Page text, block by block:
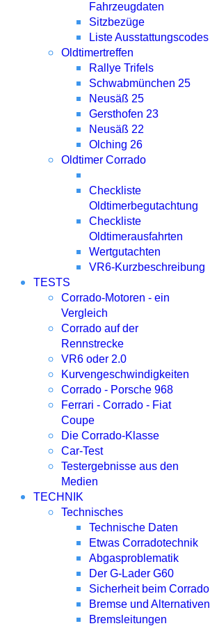
Fahrzeugdaten
Sitzbezüge
Liste Ausstattungscodes
Oldtimertreffen
Rallye Trifels
Schwabmünchen 25
Neusäß 25
Gersthofen 23
Neusäß 22
Olching 26
Oldtimer Corrado
Checkliste
Oldtimerbegutachtung
Checkliste
Oldtimerausfahrten
Wertgutachten
VR6-Kurzbeschreibung
TESTS
Corrado-Motoren - ein
Vergleich
Corrado auf der
Rennstrecke
VR6 oder 2.0
Kurvengeschwindigkeiten
Corrado - Porsche 968
Ferrari - Corrado - Fiat
Coupe
Die Corrado-Klasse
Car-Test
Testergebnisse aus den
Medien
TECHNIK
Technisches
Technische Daten
Etwas Corradotechnik
Abgasproblematik
Der G-Lader G60
Sicherheit beim Corrado
Bremse und Alternativen
Bremsleitungen